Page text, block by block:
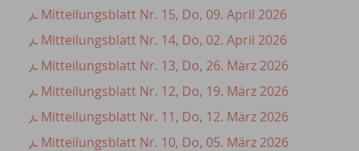
Mitteilungsblatt Nr. 15, Do, 09. April 2026
Mitteilungsblatt Nr. 14, Do, 02. April 2026
Mitteilungsblatt Nr. 13, Do, 26. März 2026
Mitteilungsblatt Nr. 12, Do, 19. März 2026
Mitteilungsblatt Nr. 11, Do, 12. März 2026
Mitteilungsblatt Nr. 10, Do, 05. März 2026